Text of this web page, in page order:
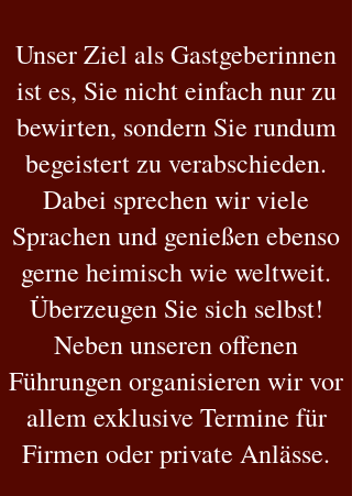
Unser Ziel als Gastgeberinnen
ist es, Sie nicht einfach nur zu
bewirten, sondern Sie rundum
begeistert zu verabschieden.
Dabei sprechen wir viele
Sprachen und genießen ebenso
gerne heimisch wie weltweit.
Überzeugen Sie sich selbst!
Neben unseren offenen
Führungen organisieren wir vor
allem exklusive Termine für
Firmen oder private Anlässe.